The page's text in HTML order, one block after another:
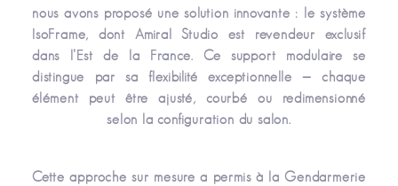
nous avons proposé une solution innovante : le système
IsoFrame, dont Amiral Studio est revendeur exclusif
dans l’Est de la France. Ce support modulaire se
distingue par sa flexibilité exceptionnelle — chaque
élément peut être ajusté, courbé ou redimensionné
selon la configuration du salon.
Cette approche sur mesure a permis à la Gendarmerie